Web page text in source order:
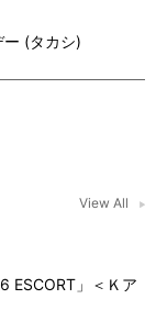
(タカシ)
View All
ESCORT」＜Ｋア